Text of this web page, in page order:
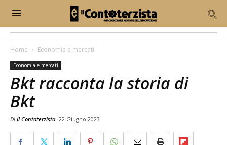
Home Economia e mercati
Economia e mercati
Bkt racconta la storia di
Bkt
Di Il Contoterzista 22 Giugno 2023